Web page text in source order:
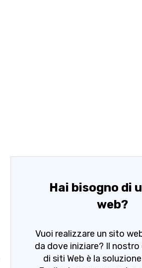
Hai bisogno di
web?
Vuoi realizzare un sito
da dove iniziare? Il
di siti Web è la